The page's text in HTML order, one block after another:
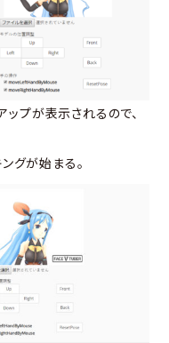
プが表示されるので、
グが始まる。